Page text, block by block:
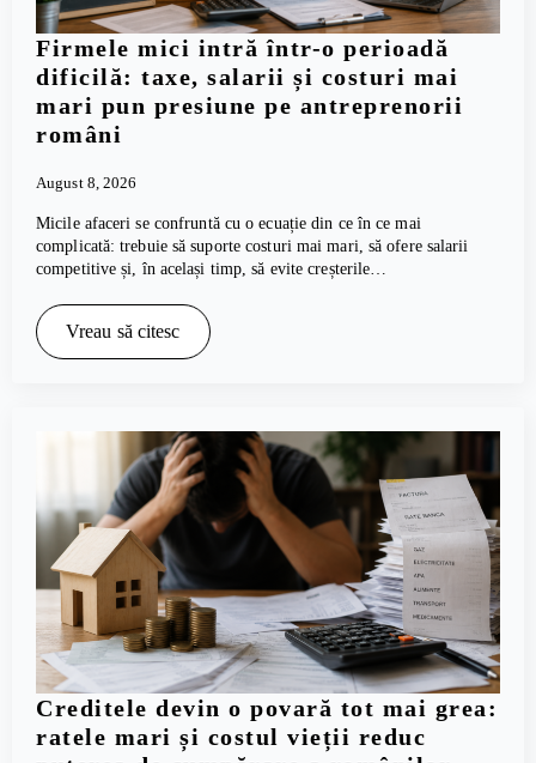
Firmele mici intră într-o perioadă
dificilă: taxe, salarii și costuri mai
mari pun presiune pe antreprenorii
români
August 8, 2026
Micile afaceri se confruntă cu o ecuație din ce în ce mai
complicată: trebuie să suporte costuri mai mari, să ofere salarii
competitive și, în același timp, să evite creșterile…
Vreau să citesc
Creditele devin o povară tot mai grea:
ratele mari și costul vieții reduc